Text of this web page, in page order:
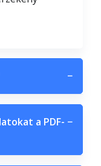
−
a PDF- −